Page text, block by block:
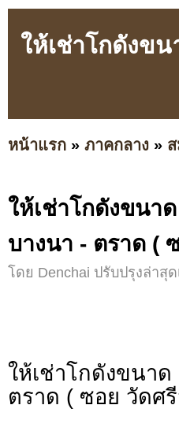
ให้เช่าโกดังข
หน้าแรก » ภาคกลาง »
ให้เช่าโกดังขนา
บางนา - ตราด (
โดย Denchai ปรับปรุงล่าสุ
ให้เช่าโกดังขนาด
ตราด ( ซอย วัดศ